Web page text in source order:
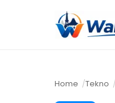
Home Tekno